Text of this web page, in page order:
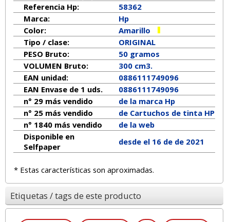
Referencia Hp:
58362
Marca:
Hp
Color:
Amarillo
Tipo / clase:
ORIGINAL
PESO Bruto:
50 gramos
VOLUMEN Bruto:
300 cm3.
EAN unidad:
0886111749096
EAN Envase de 1 uds.
0886111749096
n° 29 más vendido
de la marca Hp
n° 25 más vendido
de Cartuchos de tinta HP
n° 1840 más vendido
de la web
Disponible en
Selfpaper
desde el 16 de de 2021
* Estas características son aproximadas.
Etiquetas / tags de este producto